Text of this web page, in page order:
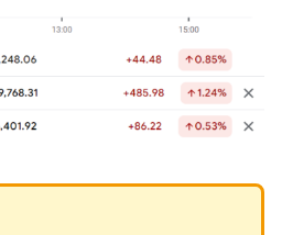
ントについて